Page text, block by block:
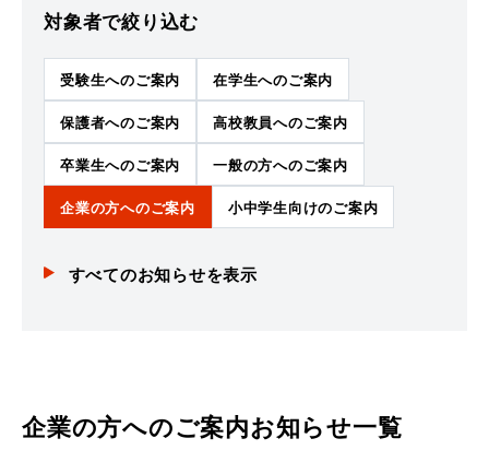
対象者で絞り込む
受験生へのご案内 在学生へのご案内
保護者へのご案内 高校教員へのご案内
卒業生へのご案内 一般の方へのご案内
企業の方へのご案内 小中学生向けのご案内
すべてのお知らせを表示
企業の方へのご案内お知らせ一覧